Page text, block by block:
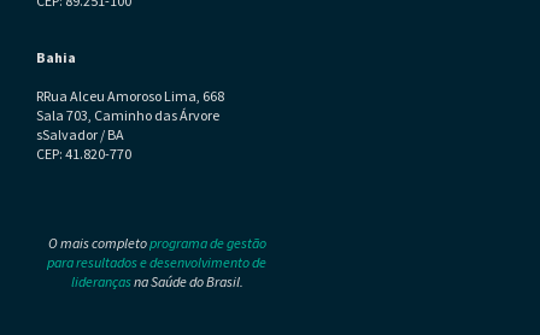
Bahia
RRua Alceu Amoroso Lima, 668
Sala 703, Caminho das Árvore
sSalvador / BA
CEP: 41.820-770
O mais completoprograma de gestão
para resultados e desenvolvimento de
liderançasna Saúde do Brasil.